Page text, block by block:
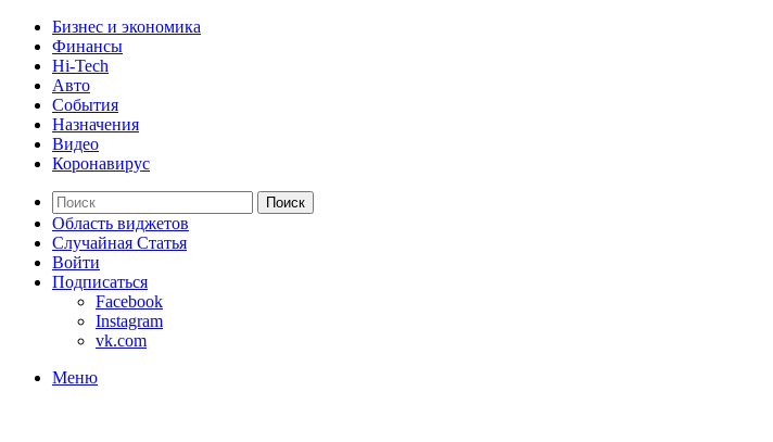
Бизнес и экономика
Финансы
Hi-Tech
Авто
События
Назначения
Видео
Коронавирус
Поиск
Область виджетов
Случайная Статья
Войти
Подписаться
Facebook
Instagram
vk.com
Меню